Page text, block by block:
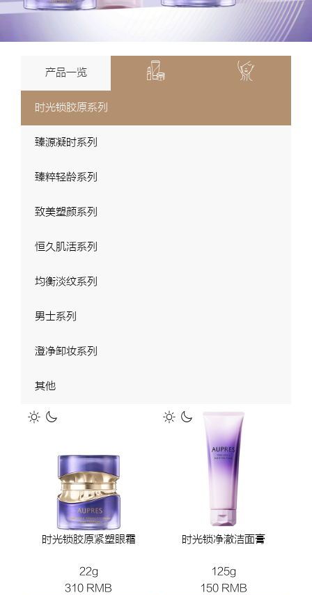
产品一览
时光锁胶原系列
臻源凝时系列
臻粹轻龄系列
致美塑颜系列
恒久肌活系列
均衡淡纹系列
男士系列
澄净卸妆系列
其他
时光锁胶原紧塑眼霜
22g
310 RMB
时光锁净澈洁面膏
125g
150 RMB